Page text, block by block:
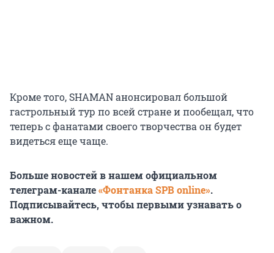
Кроме того, SHAMAN анонсировал большой
гастрольный тур по всей стране и пообещал, что
теперь с фанатами своего творчества он будет
видеться еще чаще.
Больше новостей в нашем официальном
телеграм-канале«Фонтанка SPB online».
Подписывайтесь, чтобы первыми узнавать о
важном.